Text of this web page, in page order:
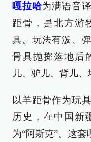
嘎拉哈为满语音
距骨，是北方游
具。玩法有泼、
骨具抛掷落地后
儿、驴儿、背儿、
以羊距骨作为玩
历史，在中国新
为“阿斯克”。这